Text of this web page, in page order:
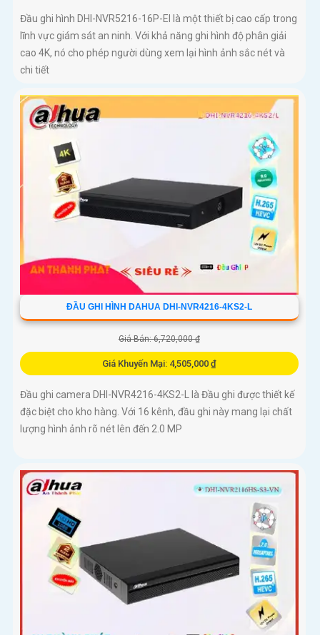
Đầu ghi hình DHI-NVR5216-16P-EI là một thiết bị cao cấp trong
lĩnh vực giám sát an ninh. Với khả năng ghi hình độ phân giải
cao 4K, nó cho phép người dùng xem lại hình ảnh sắc nét và
chi tiết
ĐẦU GHI HÌNH DAHUA DHI-NVR4216-4KS2-L
Giá Bán: 6,720,000 ₫
Giá Khuyến Mại: 4,505,000 ₫
Đầu ghi camera DHI-NVR4216-4KS2-L là Đầu ghi được thiết kế
đặc biệt cho kho hàng. Với 16 kênh, đầu ghi này mang lại chất
lượng hình ảnh rõ nét lên đến 2.0 MP